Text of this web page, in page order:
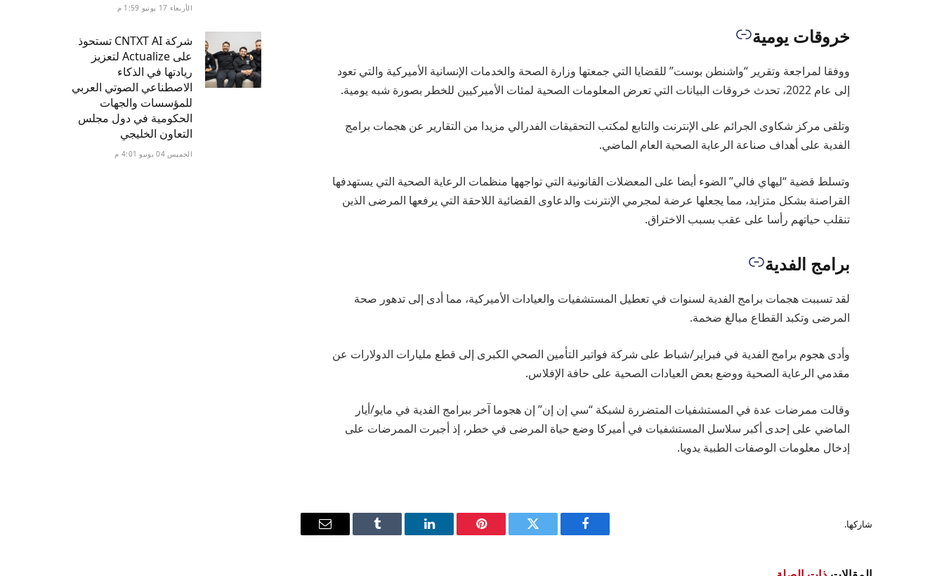
خروقات يومية
ووفقا لمراجعة وتقرير “واشنطن بوست” للقضايا التي جمعتها وزارة الصحة والخدمات الإنسانية الأميركية والتي تعود
إلى عام 2022، تحدث خروقات البيانات التي تعرض المعلومات الصحية لمئات الأميركيين للخطر بصورة شبه يومية.
وتلقى مركز شكاوى الجرائم على الإنترنت والتابع لمكتب التحقيقات الفدرالي مزيدا من التقارير عن هجمات برامج
الفدية على أهداف صناعة الرعاية الصحية العام الماضي.
وتسلط قضية “ليهاي فالي” الضوء أيضا على المعضلات القانونية التي تواجهها منظمات الرعاية الصحية التي يستهدفها
القراصنة بشكل متزايد، مما يجعلها عرضة لمجرمي الإنترنت والدعاوى القضائية اللاحقة التي يرفعها المرضى الذين
تنقلب حياتهم رأسا على عقب بسبب الاختراق.
برامج الفدية
لقد تسببت هجمات برامج الفدية لسنوات في تعطيل المستشفيات والعيادات الأميركية، مما أدى إلى تدهور صحة
المرضى وتكبد القطاع مبالغ ضخمة.
وأدى هجوم برامج الفدية في فبراير/شباط على شركة فواتير التأمين الصحي الكبرى إلى قطع مليارات الدولارات عن
مقدمي الرعاية الصحية ووضع بعض العيادات الصحية على حافة الإفلاس.
وقالت ممرضات عدة في المستشفيات المتضررة لشبكة “سي إن إن” إن هجوما آخر ببرامج الفدية في مايو/أيار
الماضي على إحدى أكبر سلاسل المستشفيات في أميركا وضع حياة المرضى في خطر، إذ أجبرت الممرضات على
إدخال معلومات الوصفات الطبية يدويا.
شاركها.
فيسبوك
تويتر بينتيريستلينكدإن Tumblr
البريد
الأربعاء 17 يونيو 1:59 م
شركة CNTXT AI تستحوذ
على Actualize لتعزيز
ريادتها في الذكاء
الاصطناعي الصوتي العربي
للمؤسسات والجهات
الحكومية في دول مجلس
التعاون الخليجي
الخميس 04 يونيو 4:01 م